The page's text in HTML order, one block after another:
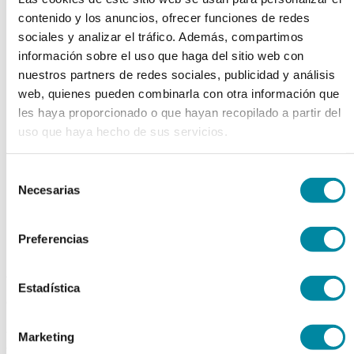
contenido y los anuncios, ofrecer funciones de redes
sociales y analizar el tráfico. Además, compartimos
información sobre el uso que haga del sitio web con
nuestros partners de redes sociales, publicidad y análisis
web, quienes pueden combinarla con otra información que
les haya proporcionado o que hayan recopilado a partir del
uso que haya hecho de sus servicios.
Necesarias
Preferencias
Estadística
Marketing
chevron_left chevron_right
BALANZA COBOS MI-